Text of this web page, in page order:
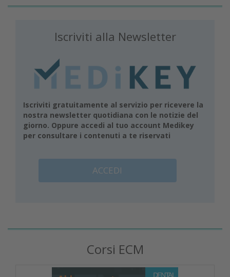
Iscriviti alla Newsletter
Iscriviti gratuitamente al servizio per ricevere la
nostra newsletter quotidiana con le notizie del
giorno. Oppure accedi al tuo account Medikey
per consultare i contenuti a te riservati
ACCEDI
Corsi ECM